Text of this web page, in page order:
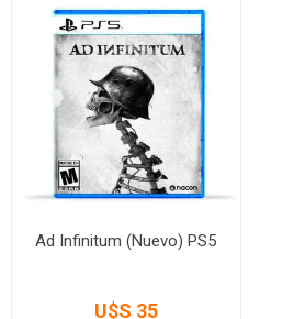
Ad Infinitum (Nuevo) PS5
U$S 35